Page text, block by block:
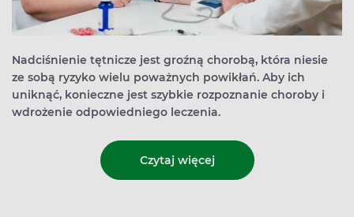
Nadciśnienie tętnicze jest groźną chorobą, która niesie
ze sobą ryzyko wielu poważnych powikłań. Aby ich
uniknąć, konieczne jest szybkie rozpoznanie choroby i
wdrożenie odpowiedniego leczenia.
Czytaj więcej